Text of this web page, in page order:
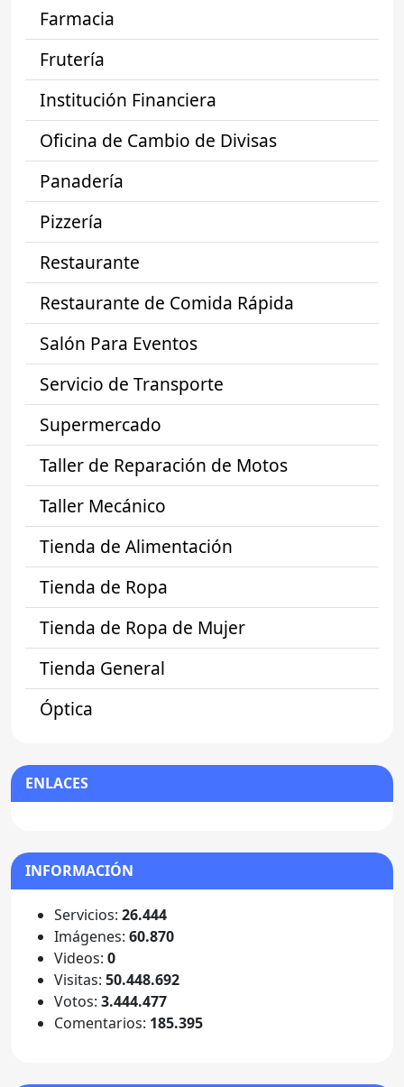
Farmacia
Frutería
Institución Financiera
Oficina de Cambio de Divisas
Panadería
Pizzería
Restaurante
Restaurante de Comida Rápida
Salón Para Eventos
Servicio de Transporte
Supermercado
Taller de Reparación de Motos
Taller Mecánico
Tienda de Alimentación
Tienda de Ropa
Tienda de Ropa de Mujer
Tienda General
Óptica
ENLACES
INFORMACIÓN
Servicios: 26.444
Imágenes: 60.870
Videos: 0
Visitas: 50.448.692
Votos: 3.444.477
Comentarios: 185.395